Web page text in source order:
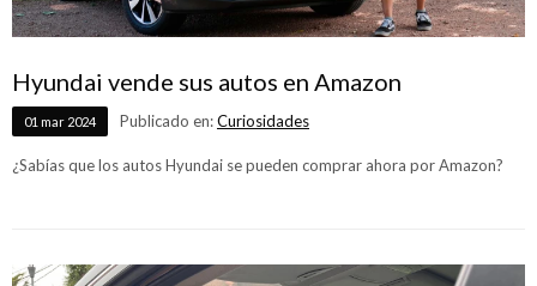
Hyundai vende sus autos en Amazon
01 mar 2024 Publicado en:Curiosidades
¿Sabías que los autos Hyundai se pueden comprar ahora por Amazon?